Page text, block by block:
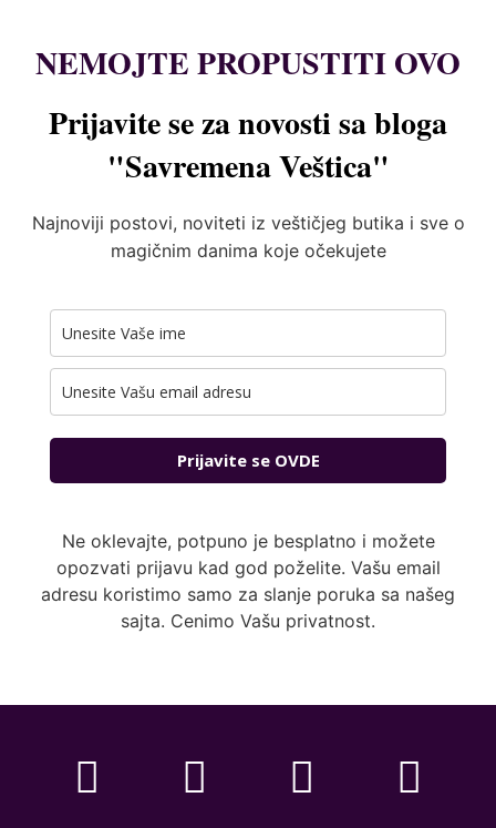
NEMOJTE PROPUSTITI OVO
Prijavite se za novosti sa bloga
"Savremena Veštica"
Najnoviji postovi, noviteti iz veštičjeg butika i sve o
magičnim danima koje očekujete
Prijavite se OVDE
Ne oklevajte, potpuno je besplatno i možete
opozvati prijavu kad god poželite. Vašu email
adresu koristimo samo za slanje poruka sa našeg
sajta. Cenimo Vašu privatnost.